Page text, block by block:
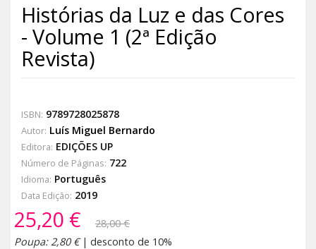
Histórias da Luz e das Cores
- Volume 1 (2ª Edição
Revista)
ISBN: 9789728025878
Autor: Luís Miguel Bernardo
Editora: EDIÇÕES UP
Número de Páginas: 722
Idioma: Português
Data Edição: 2019
25,20 €
28,00 €
Poupa: 2,80 €| desconto de 10%